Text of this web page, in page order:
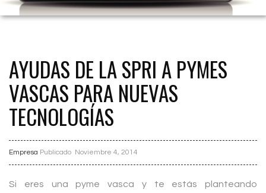
AYUDAS DE LA SPRI A PYMES
VASCAS PARA NUEVAS
TECNOLOGÍAS
Empresa Publicado Noviembre 4, 2014
Si eres una pyme vasca y te estás planteando